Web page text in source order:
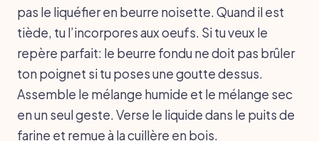
pas le liquéfier en beurre noisette. Quand il est
tiède, tu l’incorpores aux oeufs. Si tu veux le
repère parfait: le beurre fondu ne doit pas brûler
ton poignet si tu poses une goutte dessus.
Assemble le mélange humide et le mélange sec
en un seul geste. Verse le liquide dans le puits de
farine et remue à la cuillère en bois.